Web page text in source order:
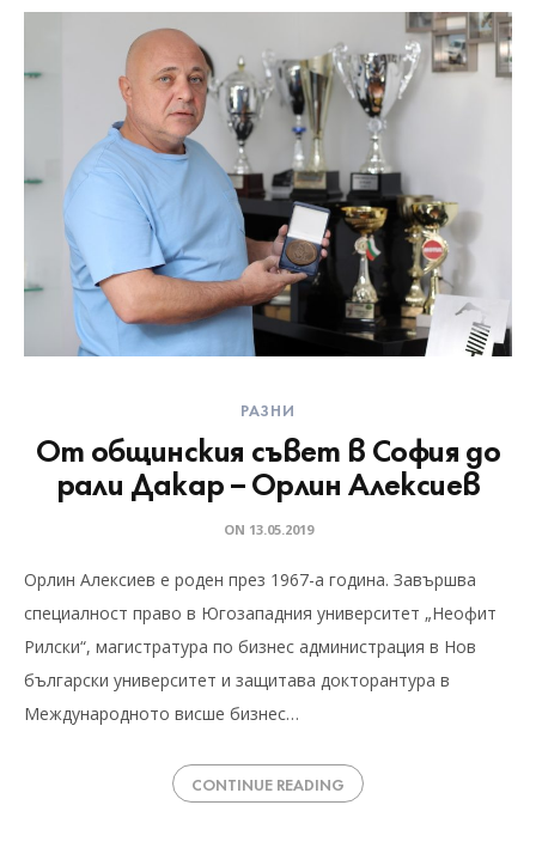
РАЗНИ
От общинския съвет в София до
рали Дакар – Орлин Алексиев
ON 13.05.2019
Орлин Алексиев е роден през 1967-а година. Завършва
специалност право в Югозападния университет „Неофит
Рилски“, магистратура по бизнес администрация в Нов
български университет и защитава докторантура в
Международното висше бизнес…
CONTINUE READING